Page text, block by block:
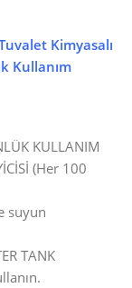
Kimyasalı
Kullanım
KULLANIM
(Her 100
suyun
TANK